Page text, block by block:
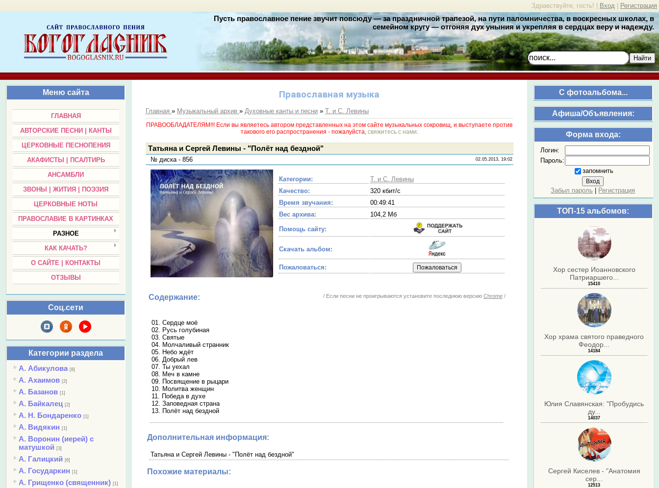
Здравствуйте, гость! | Вход Регистрация
Пусть православное пение звучит повсюду — за праздничной трапезой, на пути паломничества, в воскресных школах, в
семейном кругу — отгоняя дух уныния и укрепляя в сердцах веру и надежду.
Найти
Меню сайта
ГЛАВНАЯ
АВТОРСКИЕ ПЕСНИ | КАНТЫ
ЦЕРКОВНЫЕ ПЕСНОПЕНИЯ
АКАФИСТЫ | ПСАЛТИРЬ
АНСАМБЛИ
ЗВОНЫ | ЖИТИЯ | ПОЭЗИЯ
ЦЕРКОВНЫЕ НОТЫ
ПРАВОСЛАВИЕ В КАРТИНКАХ
РАЗНОЕ
КАК КАЧАТЬ?
О САЙТЕ | КОНТАКТЫ
ОТЗЫВЫ
Соц.сети
Категории раздела
А. Абикулова [8]
А. Ахаимов [2]
А. Базанов [1]
А. Байкалец [2]
А. Н. Бондаренко [1]
А. Видякин [1]
А. Воронин (иерей) с
матушкой [3]
А. Галицкий [6]
А. Государкин [1]
А. Грищенко (священник) [1]
C фотоальбома...
Афиша/Объявления:
Форма входа:
Логин:
Пароль:
запомнить
Забыл пароль Регистрация
ТОП-15 альбомов:
Хор сестер Иоанновского
Патриаршего...
15410
Хор храма святого праведного
Феодор...
14184
Юлия Славянская: "Пробудись
ду...
14037
Сергей Киселев - "Анатомия
сер...
12513
Православная музыка
Главная » Музыкальный архив » Духовные канты и песни» Т. и С. Левины
ПРАВООБЛАДАТЕЛЯМ!!! Если вы являетесь автором представленных на этом сайте музыкальных сокровищ, и выступаете против
такового его раcпространения - пожалуйста, свяжитесь с нами.
Татьяна и Сергей Левины - "Полёт над бездной"
№ диска - 856 02.05.2013, 19:02
Категории:
Т. и С. Левины
Качество:
320 кбит/с
Время звучания:
00:49:41
Вес архива:
104,2 Мб
Помощь сайту:
Скачать альбом:
Пожаловаться:
Содержание: / Если песни не проигрываются установите последнюю версию Chrome/
01. Сердце моё
02. Русь голубиная
03. Святые
04. Молчаливый странник
05. Небо ждёт
06. Добрый лев
07. Ты уехал
08. Меч в камне
09. Посвящение в рыцари
10. Молитва женщин
11. Победа в духе
12. Заповедная страна
13. Полёт над бездной
Дополнительная информация:
Татьяна и Сергей Левины - "Полёт над бездной"
Похожие материалы: